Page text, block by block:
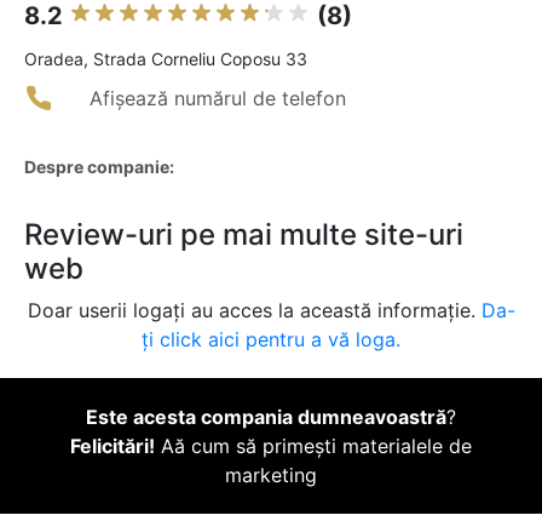
8.2 (8)
Oradea, Strada Corneliu Coposu 33
Afișează numărul de telefon
Despre companie:
Review-uri pe mai multe site-uri
web
Doar userii logați au acces la această informație. Da-
ți click aici pentru a vă loga.
Este acesta compania dumneavoastră?
Felicitări! Aă cum să primești materialele de
marketing